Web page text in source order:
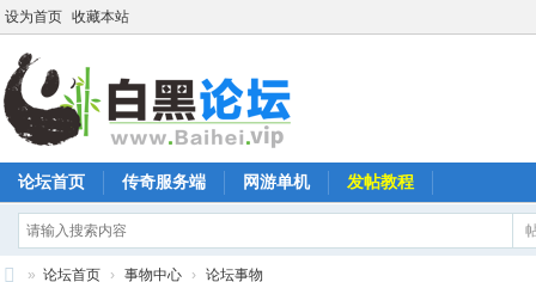
设为首页 收藏本站
论坛首页 传奇服务端 网游单机 发帖教程
» 论坛首页 › 事物中心 › 论坛事物